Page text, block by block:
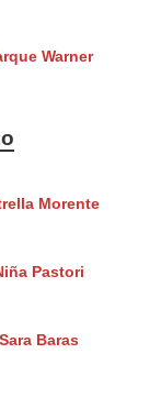
Warner
Morente
Pastori
Sara Baras